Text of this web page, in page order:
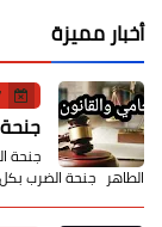
أخبار مميزة
جنحة
الطاهر جنحة الضرب